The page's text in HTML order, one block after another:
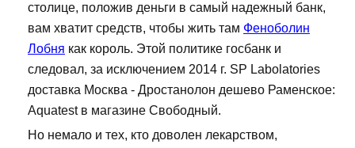
столице, положив деньги в самый надежный банк,
вам хватит средств, чтобы жить там Феноболин
Лобня как король. Этой политике госбанк и
следовал, за исключением 2014 г. SP Labolatories
доставка Москва - Дростанолон дешево Раменское:
Aquatest в магазине Свободный.
Но немало и тех, кто доволен лекарством,